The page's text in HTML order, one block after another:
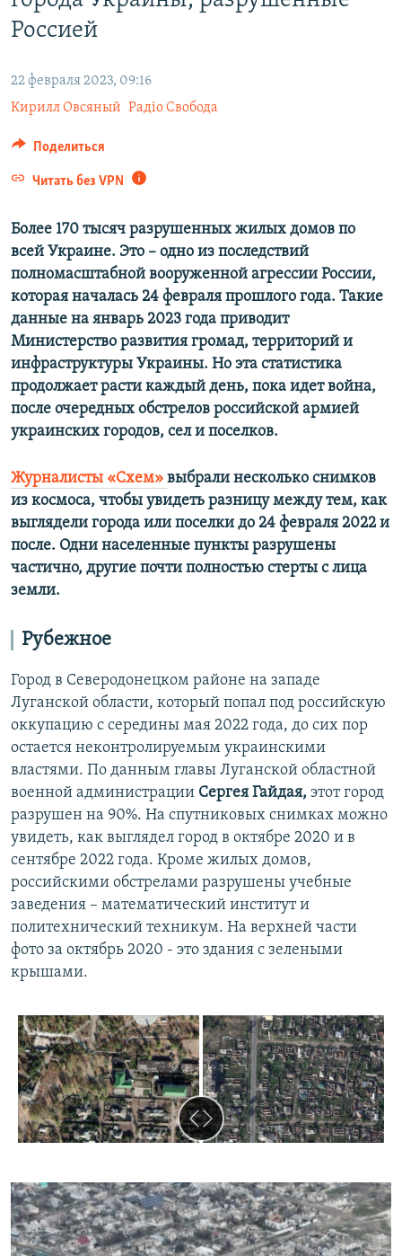
ПОБЕДИТЕЛЕЙ НЕ СУДЯТ?
ELIFBE
УКРАИНСКАЯ ПРОБЛЕМА КРЫМА
ПРИСОЕДИНЯЙТЕСЬ!
Все сайты RFE/RL
Россией
22 февраля 2023, 09:16
Кирилл Овсяный Радіо Свобода
Поделиться
Читать без VPN
Более 170 тысяч разрушенных жилых домов по
всей Украине. Это – одно из последствий
полномасштабной вооруженной агрессии России,
которая началась 24 февраля прошлого года. Такие
данные на январь 2023 года приводит
Министерство развития громад, территорий и
инфраструктуры Украины. Но эта статистика
продолжает расти каждый день, пока идет война,
после очередных обстрелов российской армией
украинских городов, сел и поселков.
Журналисты «Схем» выбрали несколько снимков
из космоса, чтобы увидеть разницу между тем, как
выглядели города или поселки до 24 февраля 2022 и
после. Одни населенные пункты разрушены
частично, другие почти полностью стерты с лица
земли.
Рубежное
Город в Северодонецком районе на западе
Луганской области, который попал под российскую
оккупацию с середины мая 2022 года, до сих пор
остается неконтролируемым украинскими
властями. По данным главы Луганской областной
военной администрации Сергея Гайдая, этот город
разрушен на 90%. На спутниковых снимках можно
увидеть, как выглядел город в октябре 2020 и в
сентябре 2022 года. Кроме жилых домов,
российскими обстрелами разрушены учебные
заведения – математический институт и
политехнический техникум. На верхней части
фото за октябрь 2020 - это здания с зелеными
крышами.